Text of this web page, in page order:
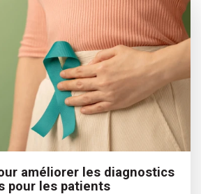
améliorer les diagnostics
pour les patients